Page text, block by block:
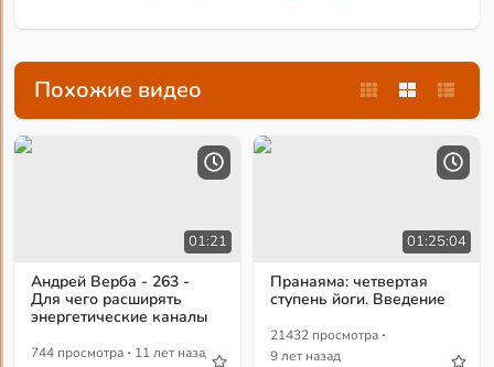
Похожие видео
01:21
Андрей Верба - 263 -
Для чего расширять
энергетические каналы
744 просмотра · 11 лет назад
01:25:04
Пранаяма: четвертая
ступень йоги. Введение
21432 просмотра ·
9 лет назад